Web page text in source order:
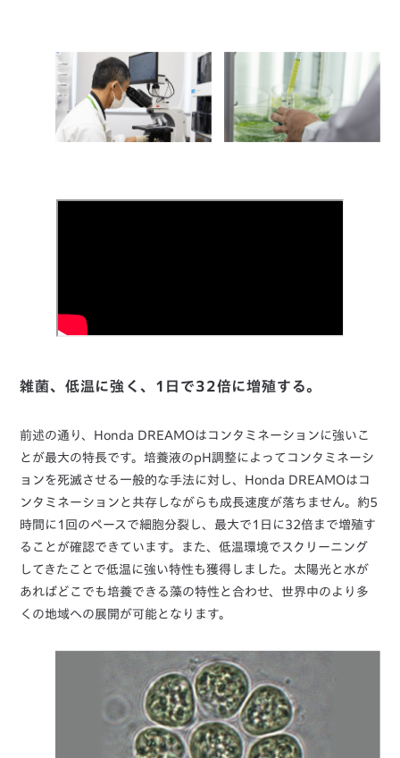
雑菌、低温に強く、1日で32倍に増殖する。
前述の通り、Honda DREAMOはコンタミネーションに強いこ
とが最大の特長です。培養液のpH調整によってコンタミネーシ
ョンを死滅させる一般的な手法に対し、Honda DREAMOはコ
ンタミネーションと共存しながらも成長速度が落ちません。約5
時間に1回のペースで細胞分裂し、最大で1日に32倍まで増殖す
ることが確認できています。また、低温環境でスクリーニング
してきたことで低温に強い特性も獲得しました。太陽光と水が
あればどこでも培養できる藻の特性と合わせ、世界中のより多
くの地域への展開が可能となります。